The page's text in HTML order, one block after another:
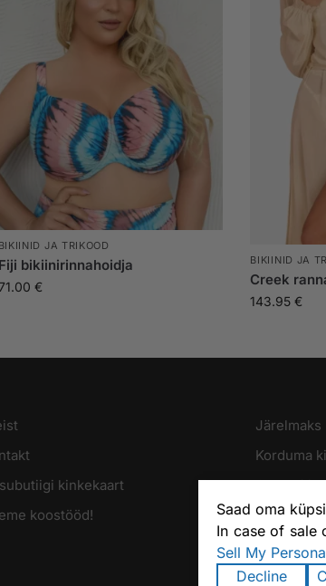
BIKIINID JA TRIKOOD
Fiji bikiinirinnahoidja
€
BIKIINID JA
Creek
143.95 €
kinkekaart
koostööd!
Järelmaks
Korduma
Ostuabi ja
Saad oma
In case of sale
Sell My
Decline